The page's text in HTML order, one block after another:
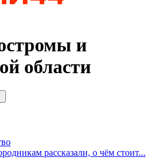
и
области
рассказали, о чём стоит...